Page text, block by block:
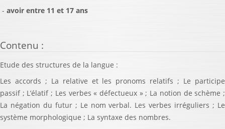
- avoir entre 11 et 17 ans
Contenu :
Etude des structures de la langue :
Les accords ; La relative et les pronoms relatifs ; Le participe
passif ; L’élatif ; Les verbes « défectueux » ; La notion de schème ;
La négation du futur ; Le nom verbal. Les verbes irréguliers ; Le
système morphologique ; La syntaxe des nombres.